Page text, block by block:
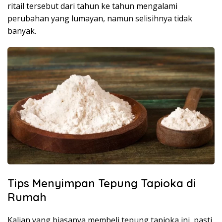
ritail tersebut dari tahun ke tahun mengalami
perubahan yang lumayan, namun selisihnya tidak
banyak.
Tips Menyimpan Tepung Tapioka di
Rumah
Kalian yang biasanya membeli tepung tapioka ini, pasti